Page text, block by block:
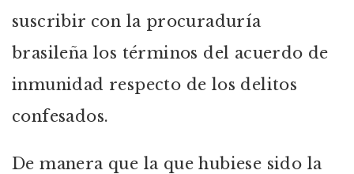
suscribir con la procuraduría
brasileña los términos del acuerdo de
inmunidad respecto de los delitos
confesados.
De manera que la que hubiese sido la